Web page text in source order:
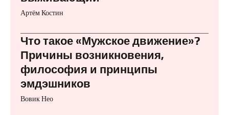
Артём Костин
Что такое «Мужское движение»?
Причины возникновения,
философия и принципы
эмдэшников
Вовик Нео